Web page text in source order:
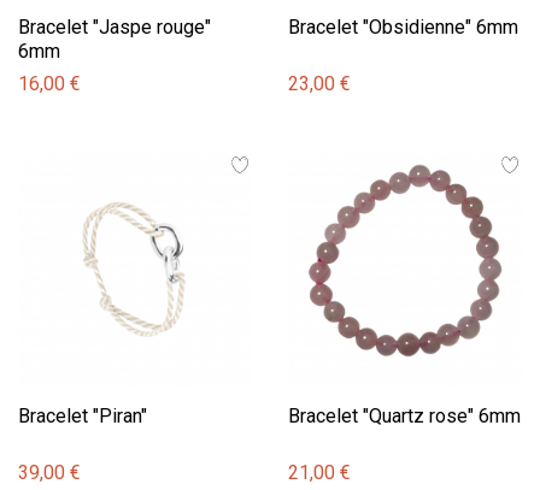
Bracelet "Jaspe rouge"
6mm
16,00 €
Bracelet "Obsidienne" 6mm
23,00 €
Bracelet "Piran"
39,00 €
Bracelet "Quartz rose" 6mm
21,00 €